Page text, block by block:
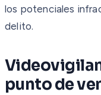
los potenciales
delito.
punto de